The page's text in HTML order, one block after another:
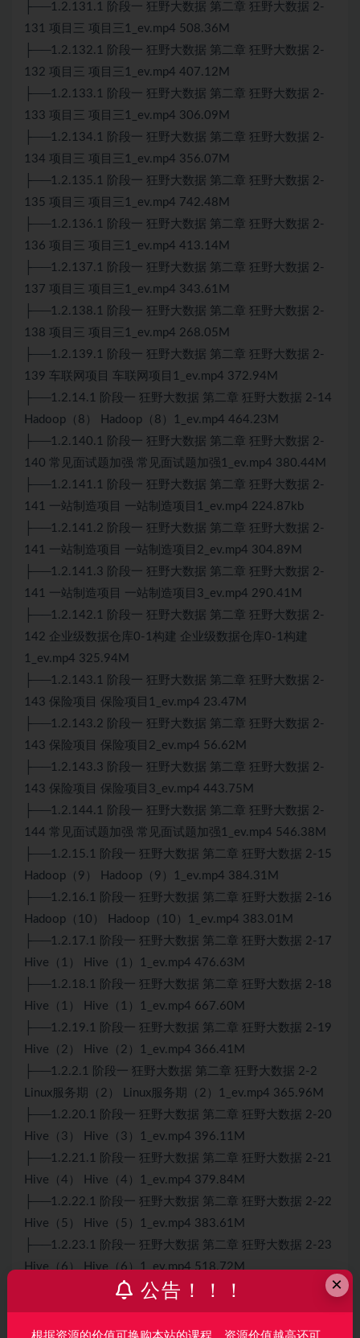
├──1.2.131.1 阶段一 狂野大数据 第二章 狂野大数据 2-
131 项目三 项目三1_ev.mp4 508.36M
├──1.2.132.1 阶段一 狂野大数据 第二章 狂野大数据 2-
132 项目三 项目三1_ev.mp4 407.12M
├──1.2.133.1 阶段一 狂野大数据 第二章 狂野大数据 2-
133 项目三 项目三1_ev.mp4 306.09M
├──1.2.134.1 阶段一 狂野大数据 第二章 狂野大数据 2-
134 项目三 项目三1_ev.mp4 356.07M
├──1.2.135.1 阶段一 狂野大数据 第二章 狂野大数据 2-
135 项目三 项目三1_ev.mp4 742.48M
├──1.2.136.1 阶段一 狂野大数据 第二章 狂野大数据 2-
136 项目三 项目三1_ev.mp4 413.14M
├──1.2.137.1 阶段一 狂野大数据 第二章 狂野大数据 2-
137 项目三 项目三1_ev.mp4 343.61M
├──1.2.138.1 阶段一 狂野大数据 第二章 狂野大数据 2-
138 项目三 项目三1_ev.mp4 268.05M
├──1.2.139.1 阶段一 狂野大数据 第二章 狂野大数据 2-
139 车联网项目 车联网项目1_ev.mp4 372.94M
├──1.2.14.1 阶段一 狂野大数据 第二章 狂野大数据 2-14
Hadoop（8） Hadoop（8）1_ev.mp4 464.23M
├──1.2.140.1 阶段一 狂野大数据 第二章 狂野大数据 2-
140 常见面试题加强 常见面试题加强1_ev.mp4 380.44M
├──1.2.141.1 阶段一 狂野大数据 第二章 狂野大数据 2-
141 一站制造项目 一站制造项目1_ev.mp4 224.87kb
├──1.2.141.2 阶段一 狂野大数据 第二章 狂野大数据 2-
141 一站制造项目 一站制造项目2_ev.mp4 304.89M
├──1.2.141.3 阶段一 狂野大数据 第二章 狂野大数据 2-
141 一站制造项目 一站制造项目3_ev.mp4 290.41M
├──1.2.142.1 阶段一 狂野大数据 第二章 狂野大数据 2-
142 企业级数据仓库0-1构建 企业级数据仓库0-1构建
1_ev.mp4 325.94M
├──1.2.143.1 阶段一 狂野大数据 第二章 狂野大数据 2-
143 保险项目 保险项目1_ev.mp4 23.47M
├──1.2.143.2 阶段一 狂野大数据 第二章 狂野大数据 2-
143 保险项目 保险项目2_ev.mp4 56.62M
├──1.2.143.3 阶段一 狂野大数据 第二章 狂野大数据 2-
143 保险项目 保险项目3_ev.mp4 443.75M
├──1.2.144.1 阶段一 狂野大数据 第二章 狂野大数据 2-
144 常见面试题加强 常见面试题加强1_ev.mp4 546.38M
├──1.2.15.1 阶段一 狂野大数据 第二章 狂野大数据 2-15
Hadoop（9） Hadoop（9）1_ev.mp4 384.31M
├──1.2.16.1 阶段一 狂野大数据 第二章 狂野大数据 2-16
Hadoop（10） Hadoop（10）1_ev.mp4 383.01M
├──1.2.17.1 阶段一 狂野大数据 第二章 狂野大数据 2-17
Hive（1） Hive（1）1_ev.mp4 476.63M
├──1.2.18.1 阶段一 狂野大数据 第二章 狂野大数据 2-18
Hive（1） Hive（1）1_ev.mp4 667.60M
├──1.2.19.1 阶段一 狂野大数据 第二章 狂野大数据 2-19
Hive（2） Hive（2）1_ev.mp4 366.41M
├──1.2.2.1 阶段一 狂野大数据 第二章 狂野大数据 2-2
Linux服务期（2） Linux服务期（2）1_ev.mp4 365.96M
├──1.2.20.1 阶段一 狂野大数据 第二章 狂野大数据 2-20
Hive（3） Hive（3）1_ev.mp4 396.11M
├──1.2.21.1 阶段一 狂野大数据 第二章 狂野大数据 2-21
Hive（4） Hive（4）1_ev.mp4 379.84M
├──1.2.22.1 阶段一 狂野大数据 第二章 狂野大数据 2-22
Hive（5） Hive（5）1_ev.mp4 383.61M
├──1.2.23.1 阶段一 狂野大数据 第二章 狂野大数据 2-23
Hive（6） Hive（6）1_ev.mp4 518.72M
├──1.2.24.1 阶段一 狂野大数据 第二章 狂野大数据 2-24
Hive（6） Hive（6）1_ev.mp4 307.79kb
├──1.2.24.2 阶段一 狂野大数据 第二章 狂野大数据 2-24
×
公告！！！